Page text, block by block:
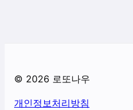
© 2026 로또나우
개인정보처리방침